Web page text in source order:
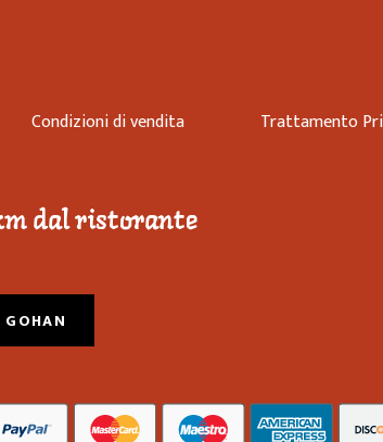
Condizioni di vendita Trattamento
dal ristorante